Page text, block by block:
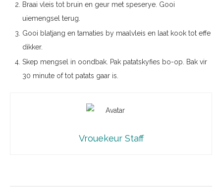
Braai vleis tot bruin en geur met speserye. Gooi
uiemengsel terug.
Gooi blatjang en tamaties by maalvleis en laat kook tot effe
dikker.
Skep mengsel in oondbak. Pak patatskyfies bo-op. Bak vir
30 minute of tot patats gaar is.
Vrouekeur Staff